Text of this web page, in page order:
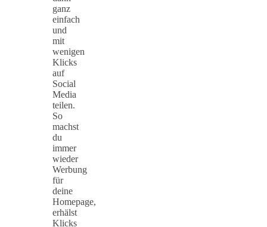
ganz
einfach
und
mit
wenigen
Klicks
auf
Social
Media
teilen.
So
machst
du
immer
wieder
Werbung
für
deine
Homepage,
erhälst
Klicks